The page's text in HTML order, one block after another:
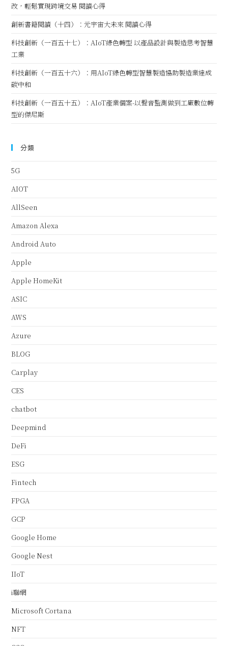
改，輕鬆實現跨境交易 閱讀心得
創新書籍閱讀（十四）：元宇宙大未來 閱讀心得
科技創新（一百五十七）：AIoT綠色轉型 以產品設計與製造思考智慧
工業
科技創新（一百五十六）：用AIoT綠色轉型智慧製造協助製造業達成
碳中和
科技創新（一百五十五）：AIoT產業個案-以聲音監測做到工廠數位轉
型的傑尼斯
分類
5G
AIOT
AllSeen
Amazon Alexa
Android Auto
Apple
Apple HomeKit
ASIC
AWS
Azure
BLOG
Carplay
CES
chatbot
Deepmind
DeFi
ESG
Fintech
FPGA
GCP
Google Home
Google Nest
IIoT
i聯網
Microsoft Cortana
NFT